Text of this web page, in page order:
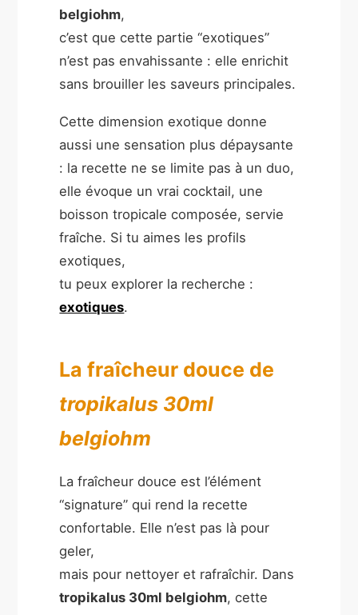
belgiohm,
c’est que cette partie “exotiques”
n’est pas envahissante : elle enrichit
sans brouiller les saveurs principales.
Cette dimension exotique donne
aussi une sensation plus dépaysante
: la recette ne se limite pas à un duo,
elle évoque un vrai cocktail, une
boisson tropicale composée, servie
fraîche. Si tu aimes les profils
exotiques,
tu peux explorer la recherche :
exotiques.
La fraîcheur douce de
tropikalus 30ml
belgiohm
La fraîcheur douce est l’élément
“signature” qui rend la recette
confortable. Elle n’est pas là pour
geler,
mais pour nettoyer et rafraîchir. Dans
tropikalus 30ml belgiohm, cette